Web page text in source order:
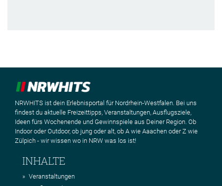
NRWHITS ist dein Erlebnisportal für Nordrhein-Westfalen. Bei uns
findest du aktuelle Freizeittipps, Veranstaltungen, Ausflugsziele,
Ideen fürs Wochenende und Gewinnspiele aus Deiner Region. Ob
Indoor oder Outdoor, ob jung oder alt, ob A wie Aaachen oder Z wie
Zülpich - wir wissen wo in NRW was los ist!
INHALTE
Veranstaltungen